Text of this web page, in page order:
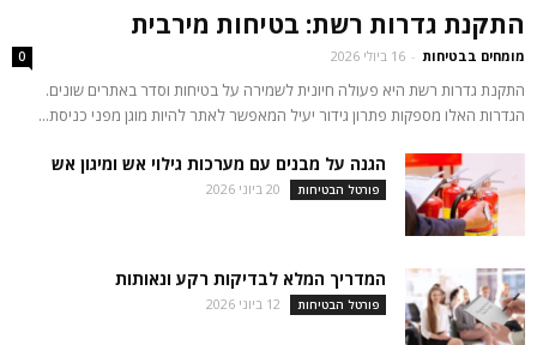
התקנת גדרות רשת: בטיחות מירבית
מומחים בבטיחות - 16 ביולי 2026 0
התקנת גדרות רשת היא פעולה חיונית לשמירה על בטיחות וסדר באתרים שונים.
הגדרות האלו מספקות פתרון גידור יעיל המאפשר לאתר להיות מוגן מפני כניסת...
הגנה על מבנים עם מערכות גילוי אש ומיגון אש
פורטל הבטיחות 20 ביוני 2026
המדריך המלא לבדיקות רקע ונאותות
פורטל הבטיחות 12 ביוני 2026